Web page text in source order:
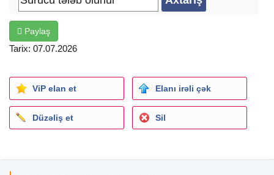
Yalnız Bakı şəhəri ərazisində yaşayan şəxslər
Fəaliyyət sahəsi:
İxtisas: Sürücü
Şirkət növü: Birbaşa işəgötürən
Təhsil: Orta
İş yerinin ünvanı: Xəzər r.
Paylaş
Tarix: 07.07.2026
ViP elan et Elanı irəli çək
Düzəliş et Sil